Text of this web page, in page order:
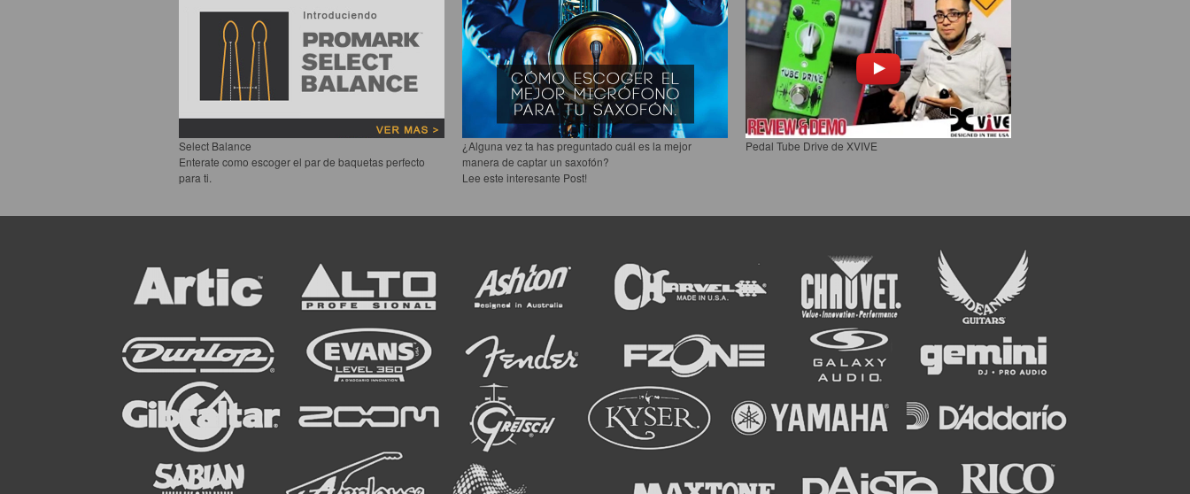
Select Balance
Enterate como escoger el par de baquetas perfecto
para ti.
¿Alguna vez ta has preguntado cuál es la mejor
manera de captar un saxofón?
Lee este interesante Post!
Pedal Tube Drive de XVIVE